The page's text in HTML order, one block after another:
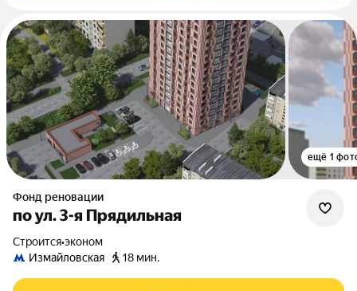
ещё 1
Фонд реновации
по ул. 3-я Прядильная
Строится•эконом
Измайловская
18 мин.